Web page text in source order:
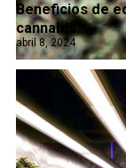
Beneficios de
cannabis...
abril 8, 2024